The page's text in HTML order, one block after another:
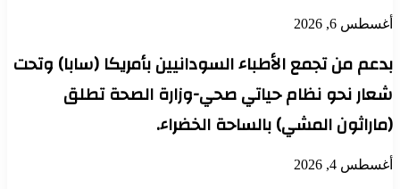
أغسطس 6, 2026
بدعم من تجمع الأطباء السودانيين بأمريكا (سابا) وتحت
شعار نحو نظام حياتي صحي-وزارة الصحة تطلق
(ماراثون المشي) بالساحة الخضراء.
أغسطس 4, 2026